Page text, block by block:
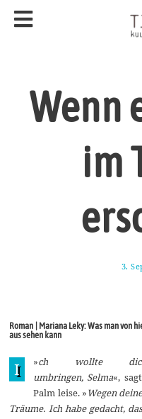
Wenn
im
3.
Roman | Mariana Leky: Was man von
aus sehen kann
»
I
ch wollte
umbringen, Selma«,
Palm leise. »Wegen
Träume. Ich habe gedacht,